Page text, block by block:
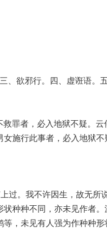
、欲邪行。四、虚诳语。
罪者，必入地狱不疑。云
施行此事者，必入地狱不
过。我不许因生，故无所
种种不同，亦未见作者。
，未见有人强为作种种形